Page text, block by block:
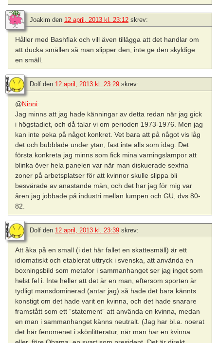
Joakim den 12 april, 2013 kl. 23:12 skrev:
Håller med Bashflak och vill även tillägga att det handlar om
att ducka smällen så man slipper den, inte ge den skyldige
en smäll.
Dolf den 12 april, 2013 kl. 23:29 skrev:
@Ninni:
Jag minns att jag hade känningar av detta redan när jag gick
i högstadiet, och då talar vi om perioden 1973-1976. Men jag
kan inte peka på något konkret. Vet bara att på något vis låg
det och bubblade under ytan, fast inte alls som idag. Det
första konkreta jag minns som fick mina varningslampor att
blinka över hela panelen var när man diskuerade sexfria
zoner på arbetsplatser för att kvinnor skulle slippa bli
besvärade av anastande män, och det har jag för mig var
åren jag jobbade på industri mellan lumpen och GU, dvs 80-
82.
Dolf den 12 april, 2013 kl. 23:39 skrev:
Att åka på en small (i det här fallet en skattesmäll) är ett
idiomatiskt och etablerat uttryck i svenska, att använda en
boxningsbild som metafor i sammanhanget ser jag inget som
helst fel i. Inte heller att det är en man, eftersom sporten är
tydligt mansdominerad (antar jag) så hade det bara kännts
konstigt om det hade varit en kvinna, och det hade snarare
framstått som ett ”statement” att använda en kvinna, medan
en man i sammanhanget känns neutralt. (Jag har bl.a. noerat
det här fenomenet i skönlitteratur, när man har en kvinna